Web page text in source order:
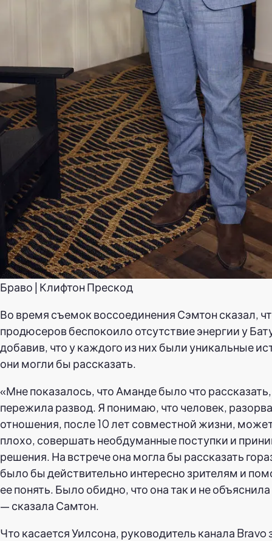
Браво | Клифтон Прескод
Во время съемок воссоединения Сэмтон сказал,
продюсеров беспокоило отсутствие энергии у
добавив, что у каждого из них были уникальные
они могли бы рассказать.
«Мне показалось, что Аманде было что
пережила развод. Я понимаю, что человек,
отношения, после 10 лет совместной жизни,
плохо, совершать необдуманные поступки и
решения. На встрече она могла бы рассказать
было бы действительно интересно зрителям и
ее понять. Было обидно, что она так и не
— сказала Самтон.
Что касается Уилсона, руководитель канала Bravo